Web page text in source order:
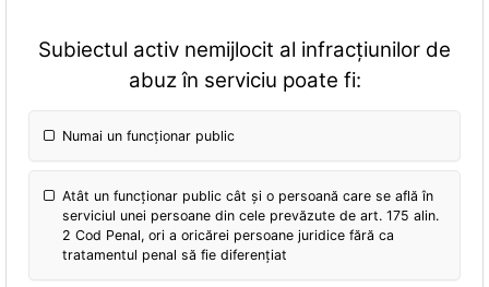
Subiectul activ nemijlocit al infracțiunilor de
abuz în serviciu poate fi:
Numai un funcționar public
Atât un funcționar public cât și o persoană care se află în
serviciul unei persoane din cele prevăzute de art. 175 alin.
2 Cod Penal, ori a oricărei persoane juridice fără ca
tratamentul penal să fie diferențiat